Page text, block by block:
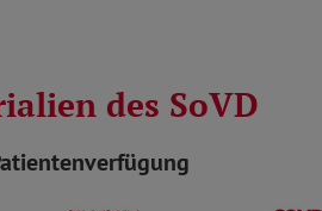
des SoVD